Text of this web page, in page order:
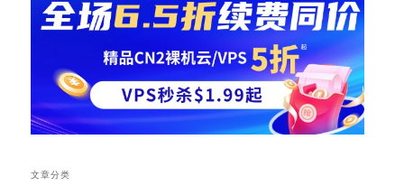
文章分类